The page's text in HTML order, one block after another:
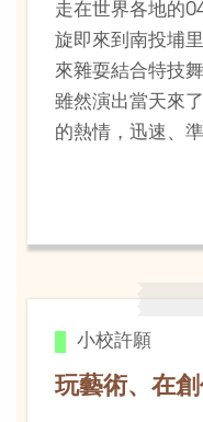
走在世界各地的
旋即來到南投埔
來雜耍結合特技
雖然演出當天來
的熱情，迅速、
小校許願
玩藝術、在